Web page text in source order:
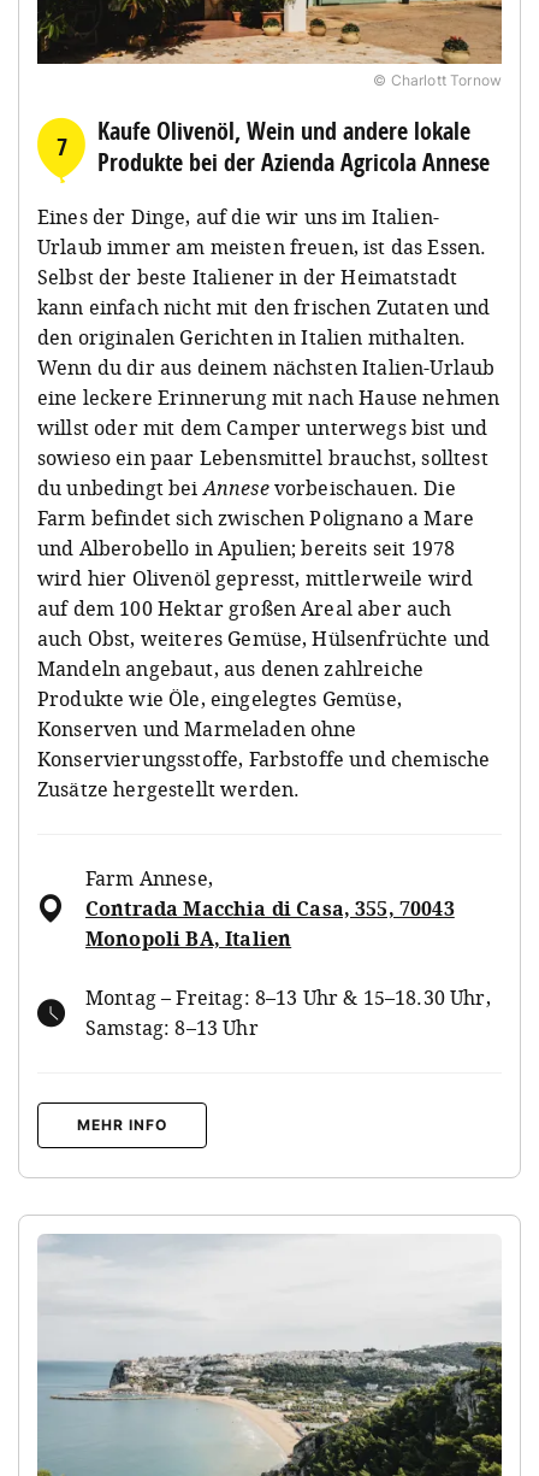
© Charlott Tornow
7
Kaufe Olivenöl, Wein und andere lokale
Produkte bei der Azienda Agricola Annese
Eines der Dinge, auf die wir uns im Italien-
Urlaub immer am meisten freuen, ist das Essen.
Selbst der beste Italiener in der Heimatstadt
kann einfach nicht mit den frischen Zutaten und
den originalen Gerichten in Italien mithalten.
Wenn du dir aus deinem nächsten Italien-Urlaub
eine leckere Erinnerung mit nach Hause nehmen
willst oder mit dem Camper unterwegs bist und
sowieso ein paar Lebensmittel brauchst, solltest
du unbedingt beiAnnesevorbeischauen. Die
Farm befindet sich zwischen Polignano a Mare
und Alberobello in Apulien; bereits seit 1978
wird hier Olivenöl gepresst, mittlerweile wird
auf dem 100 Hektar großen Areal aber auch
auch Obst, weiteres Gemüse, Hülsenfrüchte und
Mandeln angebaut, aus denen zahlreiche
Produkte wie Öle, eingelegtes Gemüse,
Konserven und Marmeladen ohne
Konservierungsstoffe, Farbstoffe und chemische
Zusätze hergestellt werden.
Farm Annese,
Contrada Macchia di Casa, 355, 70043
Monopoli BA, Italien
Montag – Freitag: 8–13 Uhr & 15–18.30 Uhr,
Samstag: 8–13 Uhr
MEHR INFO